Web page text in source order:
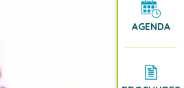
AGENDA